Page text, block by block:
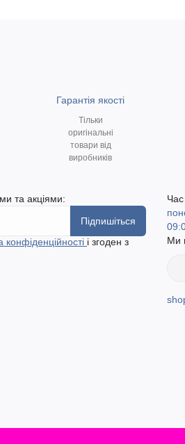
Гарантія якості
Тільки
оригінальні
товари від
виробників
та акціями:
Підпишіться
конфіденційності і згоден з
Ми